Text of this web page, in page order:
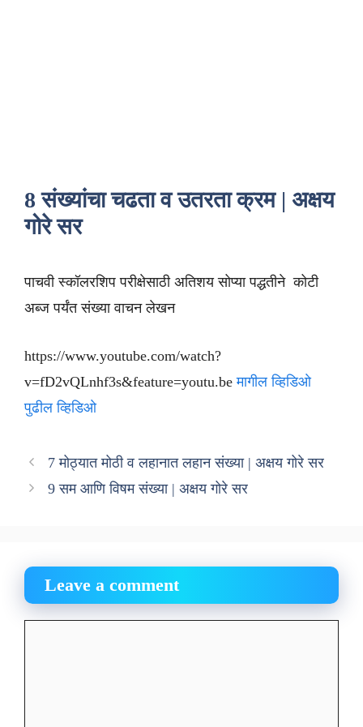
8 संख्यांचा चढता व उतरता क्रम | अक्षय
गोरे सर
पाचवी स्कॉलरशिप परीक्षेसाठी अतिशय सोप्या पद्धतीने कोटी
अब्ज पर्यंत संख्या वाचन लेखन
https://www.youtube.com/watch?
v=fD2vQLnhf3s&feature=youtu.beमागील व्हिडिओ
पुढील व्हिडिओ
7 मोठ्यात मोठी व लहानात लहान संख्या | अक्षय गोरे सर
9 सम आणि विषम संख्या | अक्षय गोरे सर
Leave a comment